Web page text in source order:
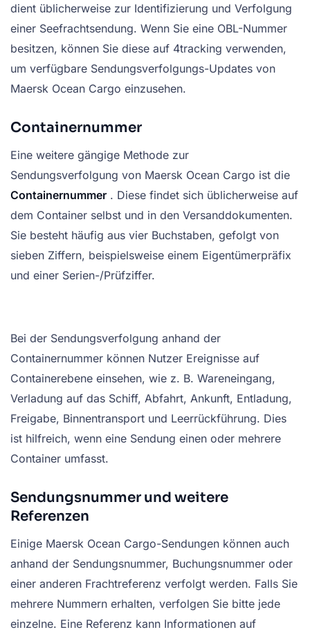
dient üblicherweise zur Identifizierung und Verfolgung
einer Seefrachtsendung. Wenn Sie eine OBL-Nummer
besitzen, können Sie diese auf 4tracking verwenden,
um verfügbare Sendungsverfolgungs-Updates von
Maersk Ocean Cargo einzusehen.
Containernummer
Eine weitere gängige Methode zur
Sendungsverfolgung von Maersk Ocean Cargo ist die
Containernummer . Diese findet sich üblicherweise auf
dem Container selbst und in den Versanddokumenten.
Sie besteht häufig aus vier Buchstaben, gefolgt von
sieben Ziffern, beispielsweise einem Eigentümerpräfix
und einer Serien-/Prüfziffer.
Bei der Sendungsverfolgung anhand der
Containernummer können Nutzer Ereignisse auf
Containerebene einsehen, wie z. B. Wareneingang,
Verladung auf das Schiff, Abfahrt, Ankunft, Entladung,
Freigabe, Binnentransport und Leerrückführung. Dies
ist hilfreich, wenn eine Sendung einen oder mehrere
Container umfasst.
Sendungsnummer und weitere
Referenzen
Einige Maersk Ocean Cargo-Sendungen können auch
anhand der Sendungsnummer, Buchungsnummer oder
einer anderen Frachtreferenz verfolgt werden. Falls Sie
mehrere Nummern erhalten, verfolgen Sie bitte jede
einzelne. Eine Referenz kann Informationen auf